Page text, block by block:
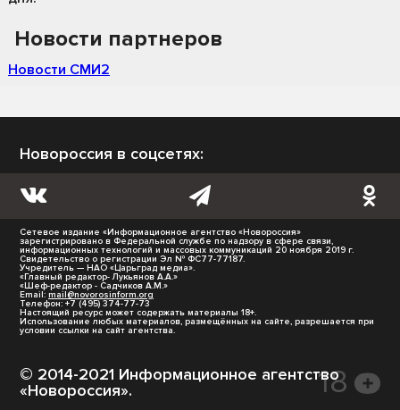
Новости партнеров
Новости СМИ2
Новороссия в соцсетях:
Сетевое издание «Информационное агентство «Новороссия»
зарегистрировано в Федеральной службе по надзору в сфере связи,
информационных технологий и массовых коммуникаций 20 ноября 2019 г.
Свидетельство о регистрации Эл № ФС77-77187.
Учредитель — НАО «Царьград медиа».
«Главный редактор- Лукьянов А.А.»
«Шеф-редактор - Садчиков А.М.»
Email: mail@novorosinform.org
Телефон: +7 (495) 374-77-73
Настоящий ресурс может содержать материалы 18+.
Использование любых материалов, размещённых на сайте, разрешается при
условии ссылки на сайт агентства.
© 2014-2021 Информационное агентство
«Новороссия».